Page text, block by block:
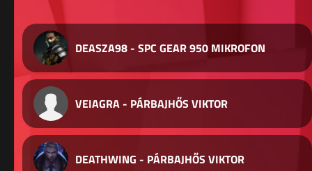
DEASZA98 - SPC GEAR 950 MIKROFON
VEIAGRA - PÁRBAJHŐS VIKTOR
DEATHWING - PÁRBAJHŐS VIKTOR